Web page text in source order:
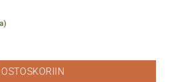
Green light määrä